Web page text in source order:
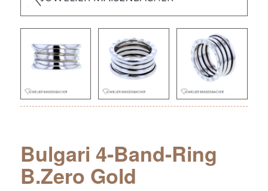
Bulgari 4-Band-Ring
B.Zero Gold